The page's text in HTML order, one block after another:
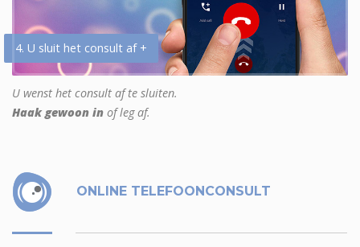
4. U sluit het consult af +
U wenst het consult af te sluiten.
Haak gewoon in of leg af.
ONLINE TELEFOONCONSULT